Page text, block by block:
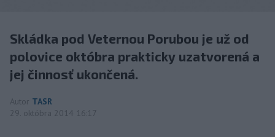
Skládka pod Veternou Porubou je už od
polovice októbra prakticky uzatvorená a
jej činnosť ukončená.
Autor TASR
29. októbra 2014 16:17